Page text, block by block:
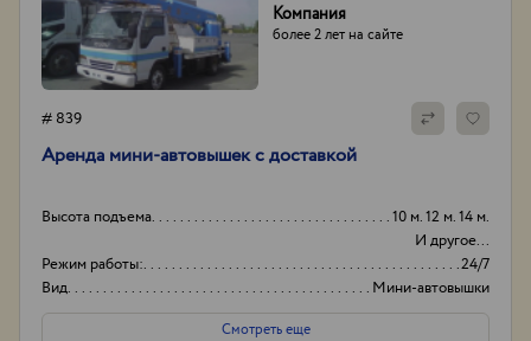
Компания
более 2 лет на сайте
# 839
Аренда мини-автовышек с доставкой
Высота подъема
10 м. 12 м. 14 м.
И другое...
Режим работы:
24/7
Вид
Мини-автовышки
Высота вышки
19м
Смотреть еще